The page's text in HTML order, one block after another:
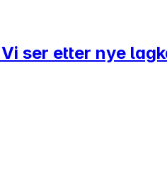
ser etter nye